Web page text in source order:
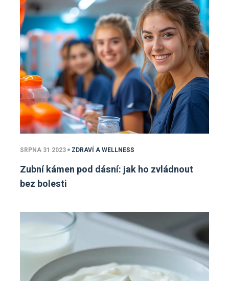
SRPNA 31 2023 ZDRAVÍ A WELLNESS
Zubní kámen pod dásní: jak ho zvládnout
bez bolesti